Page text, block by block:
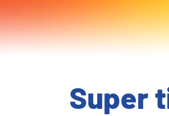
Super